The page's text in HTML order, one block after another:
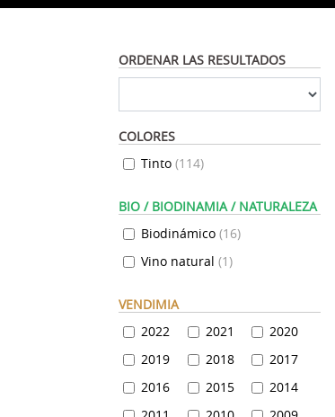
ORDENAR LAS RESULTADOS
COLORES
Tinto (114)
BIO / BIODINAMIA / NATURALEZA
Biodinámico (16)
Vino natural (1)
VENDIMIA
2022
2021
2020
2019
2018
2017
2016
2015
2014